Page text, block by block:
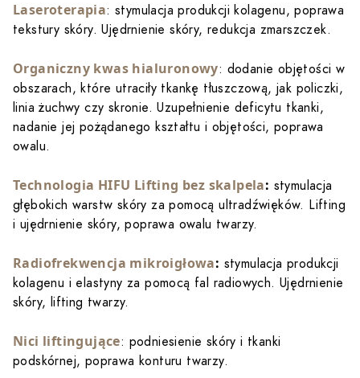
Laseroterapia: stymulacja produkcji kolagenu, poprawa
tekstury skóry. Ujędrnienie skóry, redukcja zmarszczek.
Organiczny kwas hialuronowy: dodanie objętości w
obszarach, które utraciły tkankę tłuszczową, jak policzki,
linia żuchwy czy skronie. Uzupełnienie deficytu tkanki,
nadanie jej pożądanego kształtu i objętości, poprawa
owalu.
Technologia HIFU Lifting bez skalpela: stymulacja
głębokich warstw skóry za pomocą ultradźwięków. Lifting
i ujędrnienie skóry, poprawa owalu twarzy.
Radiofrekwencja mikroigłowa: stymulacja produkcji
kolagenu i elastyny za pomocą fal radiowych. Ujędrnienie
skóry, lifting twarzy.
Nici liftingujące: podniesienie skóry i tkanki
podskórnej, poprawa konturu twarzy.